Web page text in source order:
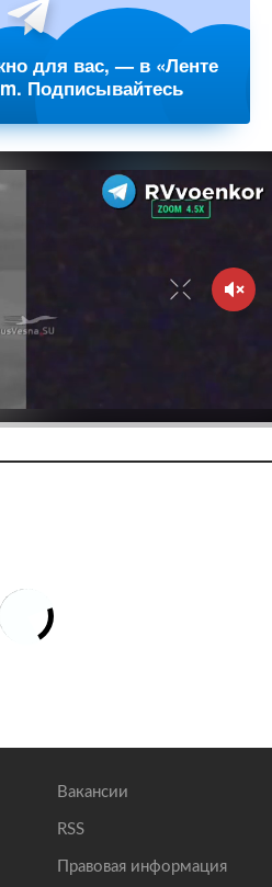
для вас, — в «Ленте
Подписывайтесь
Вакансии
RSS
Правовая информация